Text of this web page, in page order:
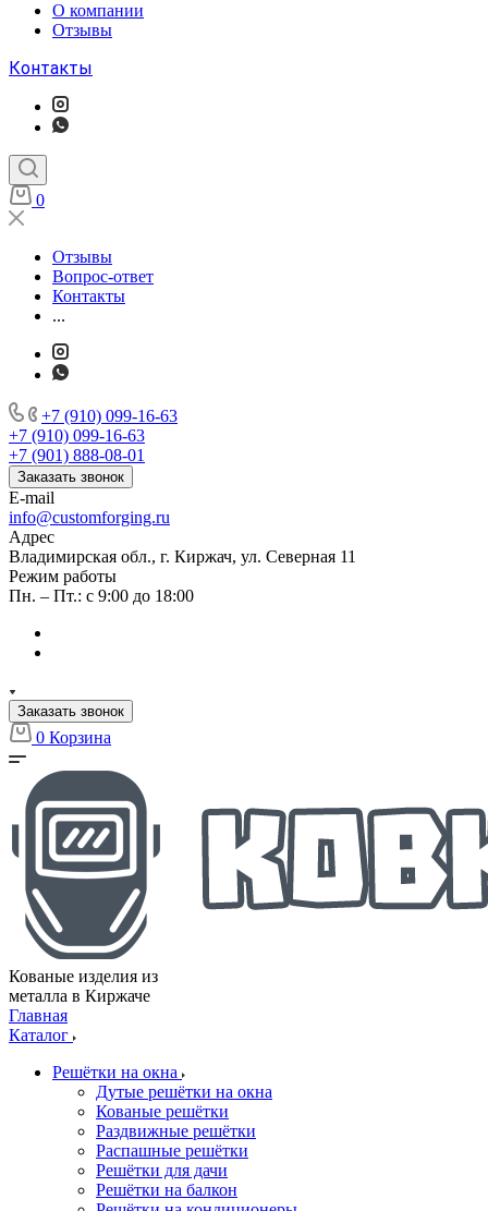
О компании
Отзывы
Контакты
0
Отзывы
Вопрос-ответ
Контакты
...
+7 (910) 099-16-63
+7 (910) 099-16-63
+7 (901) 888-08-01
Заказать звонок
E-mail
info@customforging.ru
Адрес
Владимирская обл., г. Киржач, ул. Северная 11
Режим работы
Пн. – Пт.: с 9:00 до 18:00
Заказать звонок
0 Корзина
Кованые изделия из
металла в Киржаче
Главная
Каталог
Решётки на окна
Дутые решётки на окна
Кованые решётки
Раздвижные решётки
Распашные решётки
Решётки для дачи
Решётки на балкон